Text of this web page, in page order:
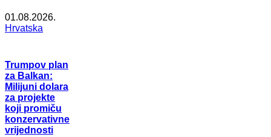
01.08.2026.
Hrvatska
Trumpov plan
za Balkan:
Milijuni dolara
za projekte
koji promiču
konzervativne
vrijednosti